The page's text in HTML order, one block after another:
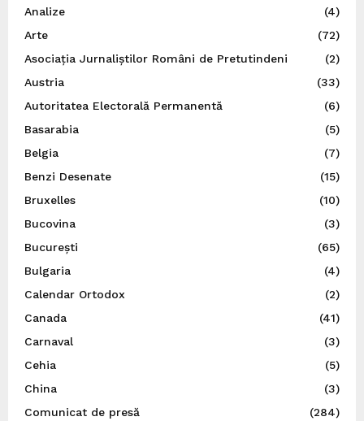
Analize
(4)
Arte
(72)
Asociația Jurnaliștilor Români de Pretutindeni
(2)
Austria
(33)
Autoritatea Electorală Permanentă
(6)
Basarabia
(5)
Belgia
(7)
Benzi Desenate
(15)
Bruxelles
(10)
Bucovina
(3)
București
(65)
Bulgaria
(4)
Calendar Ortodox
(2)
Canada
(41)
Carnaval
(3)
Cehia
(5)
China
(3)
Comunicat de presă
(284)